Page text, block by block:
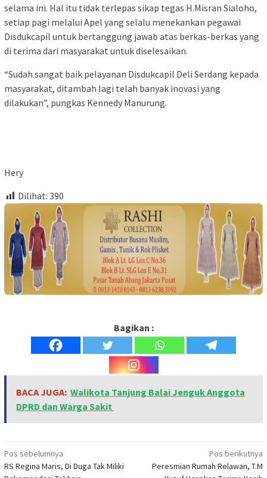
selama ini. Hal itu tidak terlepas sikap tegas H.Misran Sialoho,
setiap pagi melalui Apel yang selalu menekankan pegawai
Disdukcapil untuk bertanggung jawab atas berkas-berkas yang
di terima dari masyarakat untuk diselesaikan.
“Sudah sangat baik pelayanan Disdukcapil Deli Serdang kepada
masyarakat, ditambah lagi telah banyak inovasi yang
dilakukan”, pungkas Kennedy Manurung.
Hery
Dilihat: 390
Bagikan :
BACA JUGA: Walikota Tanjung Balai Jenguk Anggota
DPRD dan Warga Sakit
Navigasi
pos
Pos sebelumnya
RS Regina Maris, Di Duga Tak Miliki
Pos berikutnya
Peresmian Rumah Relawan, T.M